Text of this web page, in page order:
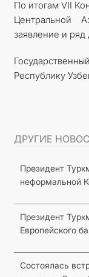
По итогам VII
Центральной
заявление и ряд
Республику
ДРУГИЕ
Президент
неформальной
Президент
Европейского
Состоялась